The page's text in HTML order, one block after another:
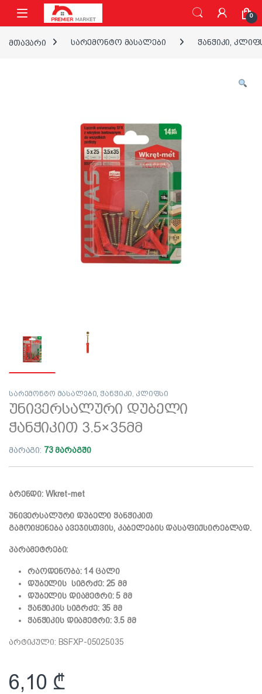
ნავიგაციაზე გადასვლა
შინაარსზე გადასვლა
0
მთავარი სარემონტო მასალები ჭანჭიკი,
სარემონტო მასალები, ჭანჭიკი, კლიფსი
უნივერსალური დუბელი
ჭანჭიკით 3.5×35მმ
მარაგი: 73 მარაგში
ბრენდი: Wkret-met
უნივერსალური დუბელი ჭანჭიკით
გამოიყენება ავეჯისთვის, კაბელების დასაფიქსირებლად.
პარამეტრები:
რაოდენობა: 14 ცალი
დუბელის სიგრძე: 25 მმ
დუბელის დიამეტრი: 5 მმ
ჭანჭიკის სიგრძე: 35 მმ
ჭანჭიკის დიამეტრი: 3.5 მმ
არტიკული: BSFXP-05025035
6,10 ₾